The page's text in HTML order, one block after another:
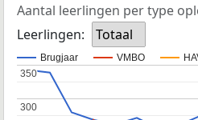
Aantal leerlingen per type
Leerlingen:
Totaal
Brugjaar VMBO
300
300
350
350